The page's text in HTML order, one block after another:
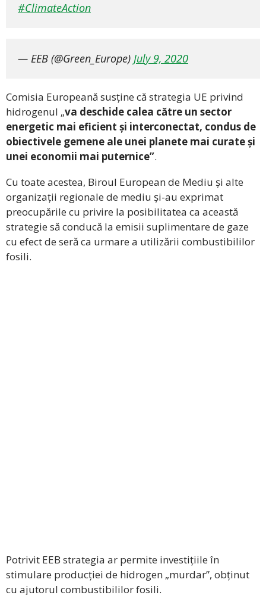
#ClimateAction
— EEB (@Green_Europe) July 9, 2020
Comisia Europeană susține că strategia UE privind
hidrogenul „va deschide calea către un sector
energetic mai eficient și interconectat, condus de
obiectivele gemene ale unei planete mai curate și
unei economii mai puternice”.
Cu toate acestea, Biroul European de Mediu și alte
organizații regionale de mediu și-au exprimat
preocupările cu privire la posibilitatea ca această
strategie să conducă la emisii suplimentare de gaze
cu efect de seră ca urmare a utilizării combustibililor
fosili.
Potrivit EEB strategia ar permite investițiile în
stimulare producției de hidrogen „murdar”, obținut
cu ajutorul combustibililor fosili.